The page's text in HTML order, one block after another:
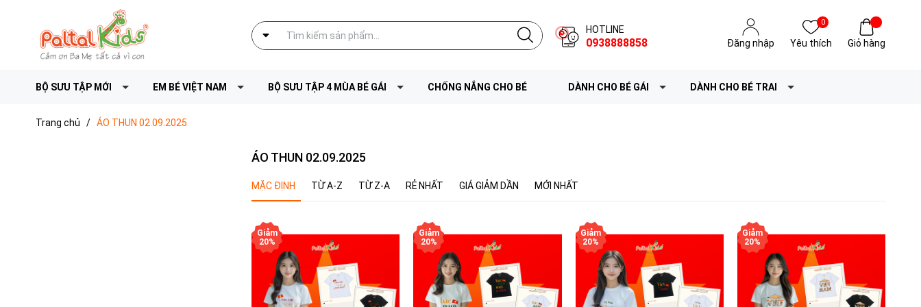
HOTLINE
0938888858 Đăng nhập
0
Yêu thích Giỏ hàng
BỘ SƯU TẬP MỚI EM BÉ VIỆT NAM BỘ SƯU TẬP 4 MÙA BÉ GÁI CHỐNG NẮNG CHO BÉ DÀNH CHO BÉ GÁI DÀNH CHO BÉ TRAI
Trang chủ / ÁO THUN 02.09.2025
ÁO THUN 02.09.2025
MẶC ĐỊNH TỪ A-Z TỪ Z-A RẺ NHẤT GIÁ GIẢM DẦN MỚI NHẤT